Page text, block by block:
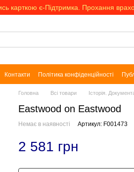
карткою є-Підтримка. Прохання
Контакти Політика конфіденційності
Головна Всі товари Історія.
Eastwood on Eastwood
Немає в наявності Артикул: F001473
2 581 грн